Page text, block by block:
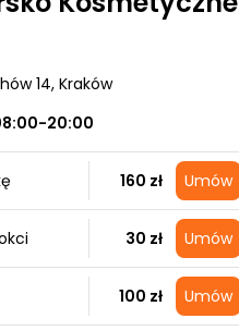
14, Kraków
20:00
160 zł Umów
30 zł Umów
100 zł Umów